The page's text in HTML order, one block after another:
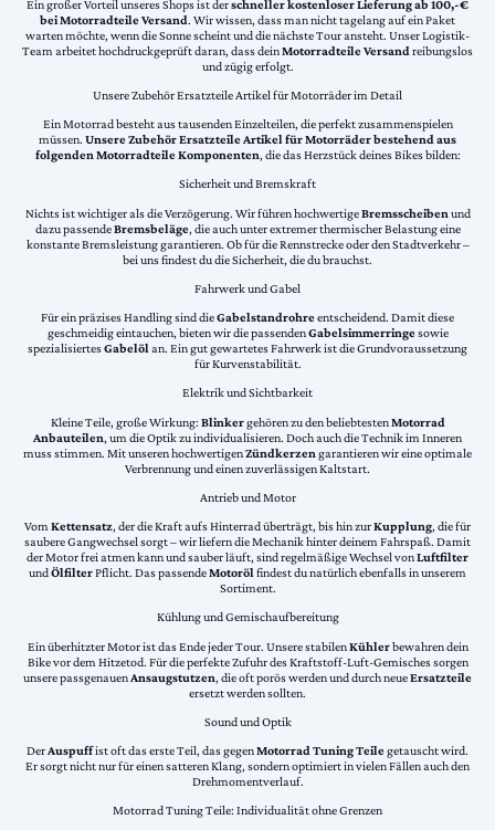
Ein großer Vorteil unseres Shops ist derschneller kostenloser Lieferung ab 100,-€
bei Motorradteile Versand. Wir wissen, dass man nicht tagelang auf ein Paket
warten möchte, wenn die Sonne scheint und die nächste Tour ansteht. Unser Logistik-
Team arbeitet hochdruckgeprüft daran, dass deinMotorradteile Versand reibungslos
und zügig erfolgt.
Unsere Zubehör Ersatzteile Artikel für Motorräder im Detail
Ein Motorrad besteht aus tausenden Einzelteilen, die perfekt zusammenspielen
müssen. Unsere Zubehör Ersatzteile Artikel für Motorräder bestehend aus
folgenden Motorradteile Komponenten, die das Herzstück deines Bikes bilden:
Sicherheit und Bremskraft
Nichts ist wichtiger als die Verzögerung. Wir führen hochwertigeBremsscheiben und
dazu passendeBremsbeläge, die auch unter extremer thermischer Belastung eine
konstante Bremsleistung garantieren. Ob für die Rennstrecke oder den Stadtverkehr –
bei uns findest du die Sicherheit, die du brauchst.
Fahrwerk und Gabel
Für ein präzises Handling sind dieGabelstandrohreentscheidend. Damit diese
geschmeidig eintauchen, bieten wir die passendenGabelsimmerringesowie
spezialisiertesGabelölan. Ein gut gewartetes Fahrwerk ist die Grundvoraussetzung
für Kurvenstabilität.
Elektrik und Sichtbarkeit
Kleine Teile, große Wirkung: Blinkergehören zu den beliebtestenMotorrad
Anbauteilen, um die Optik zu individualisieren. Doch auch die Technik im Inneren
muss stimmen. Mit unseren hochwertigenZündkerzen garantieren wir eine optimale
Verbrennung und einen zuverlässigen Kaltstart.
Antrieb und Motor
VomKettensatz, der die Kraft aufs Hinterrad überträgt, bis hin zurKupplung, die für
saubere Gangwechsel sorgt – wir liefern die Mechanik hinter deinem Fahrspaß. Damit
der Motor frei atmen kann und sauber läuft, sind regelmäßige Wechsel vonLuftfilter
undÖlfilterPflicht. Das passendeMotorölfindest du natürlich ebenfalls in unserem
Sortiment.
Kühlung und Gemischaufbereitung
Ein überhitzter Motor ist das Ende jeder Tour. Unsere stabilenKühlerbewahren dein
Bike vor dem Hitzetod. Für die perfekte Zufuhr des Kraftstoff-Luft-Gemisches sorgen
unsere passgenauenAnsaugstutzen, die oft porös werden und durch neueErsatzteile
ersetzt werden sollten.
Sound und Optik
DerAuspuffist oft das erste Teil, das gegenMotorrad Tuning Teilegetauscht wird.
Er sorgt nicht nur für einen satteren Klang, sondern optimiert in vielen Fällen auch den
Drehmomentverlauf.
Motorrad Tuning Teile: Individualität ohne Grenzen